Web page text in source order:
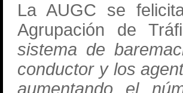
La AUGC se
Agrupación de
sistema de
conductor y los
aumentando el